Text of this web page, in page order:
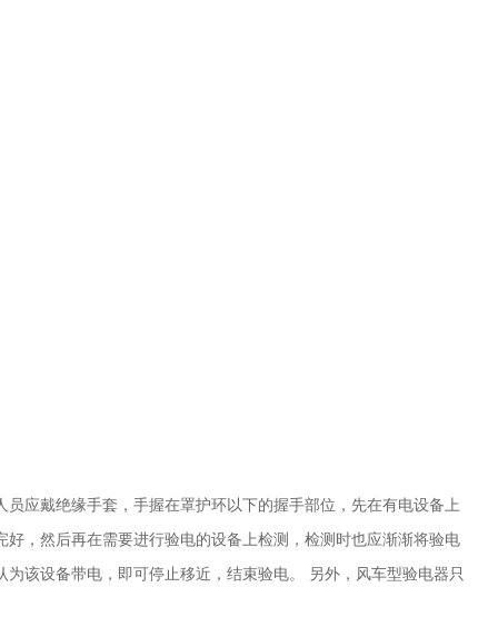
应戴绝缘手套，手握在罩护环以下的握手部位，先在有电设备上
，然后再在需要进行验电的设备上检测，检测时也应渐渐将验电
该设备带电，即可停止移近，结束验电。 另外，风车型验电器只